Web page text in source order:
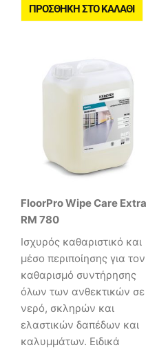
ΠΡΟΣΘΉΚΗ ΣΤΟ ΚΑΛΆΘΙ
FloorPro Wipe Care Extra
RM 780
Ισχυρός καθαριστικό και
μέσο περιποίησης για τον
καθαρισμό συντήρησης
όλων των ανθεκτικών σε
νερό, σκληρών και
ελαστικών δαπέδων και
καλυμμάτων. Ειδικά